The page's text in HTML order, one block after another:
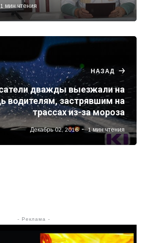
1 мин чтения
НАЗАД
дважды выезжали на
водителям, застрявшим на
трассах из-за мороза
Декабрь 02, 2016 1 мин чтения
- Реклама -